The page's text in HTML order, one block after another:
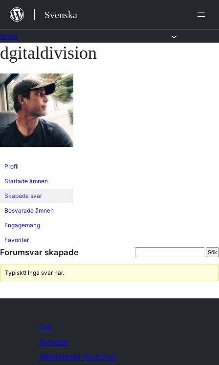
Hoppa
innehåll
Svenska
Hoppa
innehållet
dgitaldivision
Profil
Startade ämnen
Skapade svar
Besvarade ämnen
Engagemang
Favoriter
Forumsvar skapade
Typiskt! Inga svar här.
Om
Nyheter
Webbhotell (hosting)